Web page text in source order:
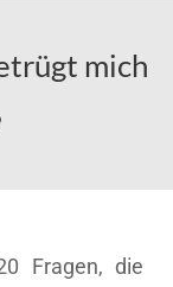
mich
Fragen, die